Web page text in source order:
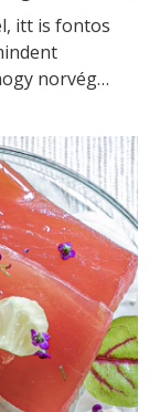
itt is fontos
norvég